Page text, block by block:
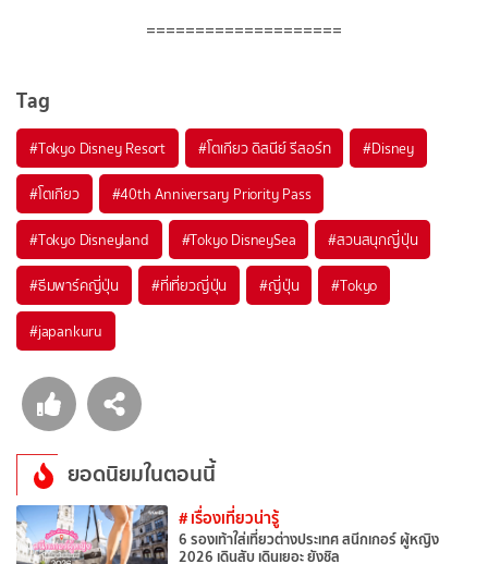
====================
Tag
#Tokyo Disney Resort #โตเกียว ดิสนีย์ รีสอร์ท #Disney
#โตเกียว #40th Anniversary Priority Pass
#Tokyo Disneyland #Tokyo DisneySea #สวนสนุกญี่ปุ่น
#ธีมพาร์คญี่ปุ่น #ที่เที่ยวญี่ปุ่น #ญี่ปุ่น #Tokyo
#japankuru
ยอดนิยมในตอนนี้
# เรื่องเที่ยวน่ารู้
6 รองเท้าใส่เที่ยวต่างประเทศ สนีกเกอร์ ผู้หญิง
2026 เดินสับ เดินเยอะ ยังชิล